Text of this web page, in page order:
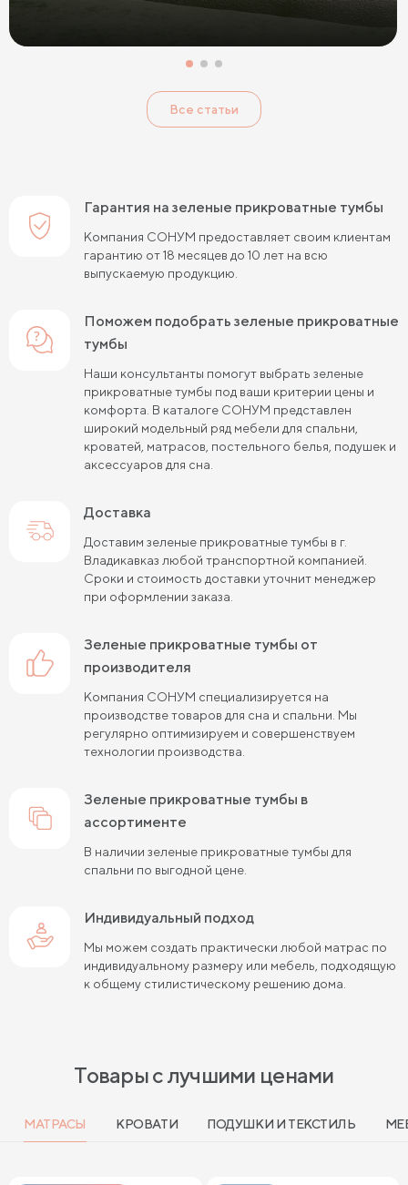
Красные прикроватные тумбы
Тумбы Кашемир Тумбы Лофт
Тумбы с 1 ящиком
Все статьи
Гарантия на зеленые прикроватные тумбы
Компания СОНУМ предоставляет своим клиентам
гарантию от 18 месяцев до 10 лет на всю
выпускаемую продукцию.
Поможем подобрать зеленые прикроватные
тумбы
Наши консультанты помогут выбрать зеленые
прикроватные тумбы под ваши критерии цены и
комфорта. В каталоге СОНУМ представлен
широкий модельный ряд мебели для спальни,
кроватей, матрасов, постельного белья, подушек и
аксессуаров для сна.
Доставка
Доставим зеленые прикроватные тумбы в г.
Владикавказ любой транспортной компанией.
Сроки и стоимость доставки уточнит менеджер
при оформлении заказа.
зеленые прикроватные тумбы от
производителя
Компания СОНУМ специализируется на
производстве товаров для сна и спальни. Мы
регулярно оптимизируем и совершенствуем
технологии производства.
зеленые прикроватные тумбы в
ассортименте
В наличии зеленые прикроватные тумбы для
спальни по выгодной цене.
Индивидуальный подход
Мы можем создать практически любой матрас по
индивидуальному размеру или мебель, подходящую
к общему стилистическому решению дома.
Товары с лучшими ценами
МАТРАСЫ КРОВАТИ ПОДУШКИ И ТЕКСТИЛЬ